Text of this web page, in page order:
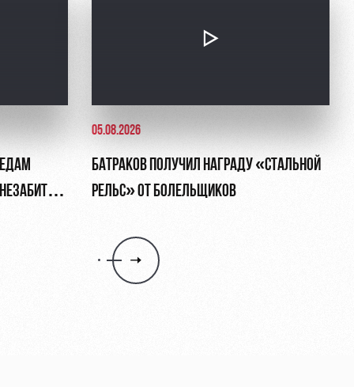
05.08.2026
БАТРАКОВ ПОЛУЧИЛ НАГРАДУ «СТАЛЬНОЙ
РЕЛЬС» ОТ БОЛЕЛЬЩИКОВ